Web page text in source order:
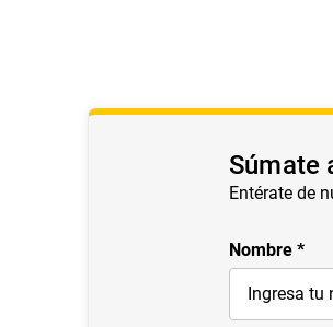
Súmate
Entérate de
Nombre